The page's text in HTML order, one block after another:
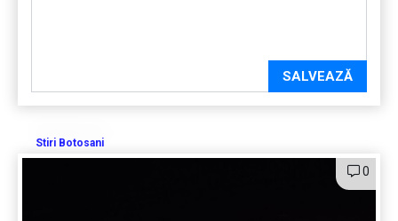
SALVEAZĂ
Stiri Botosani
0